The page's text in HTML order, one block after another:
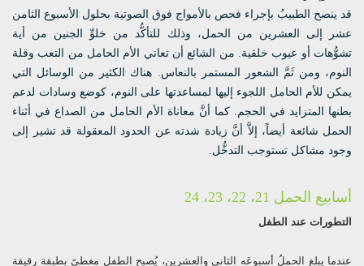
قد ينصح الطبيبُ بإجراء فحص بالأمواج فوق الصوتية بحلول الأسبوع الثامن
عشر إلى العشرين من الحمل، وذلك للتأكُّد من خلوِّ الجنين من أية
تشوُّهات أو عيوب خلقية. من الشائع أن تعاني الأم الحامل من التعب وقلة
النوم، ومن ثَمَّ الشعور المستمر بالنعاس. هناك الكثير من الوسائل التي
يمكن للأم الحامل اللجوء إليها لمساعدتها على النوم، كوضع وسادات لدعم
بطنها المتزايد في الحجم. كما أنَّ معاناة الأم الحامل من الصداع في أثناء
الحمل شائعة أيضاً، إلاَّ أنَّ زيادة شدته عن الحدود المعقولة قد تشير إلى
وجود مشاكل تستوجب التدخُّل.
أسابيع الحمل 21، 22، 23، 24
التطورات عند الطفل
عندما يبلغ الحملُ أسبوعَه الثاني والعشرين، يُصبح الطفل مغطىً بطبقة رقيقة